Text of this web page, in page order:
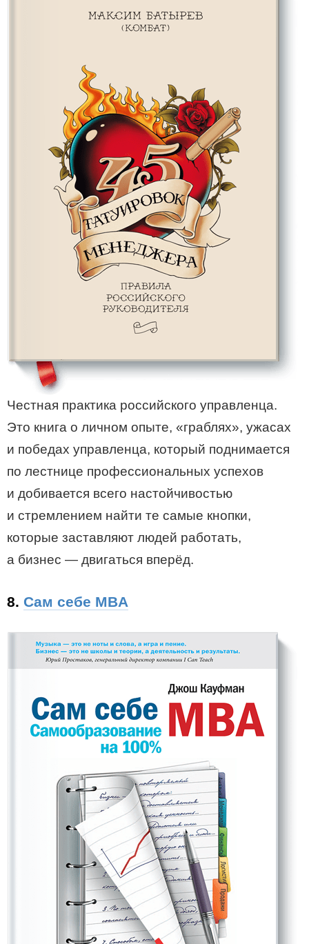
Честная практика российского управленца.
Это книга о личном опыте, «граблях», ужасах
и победах управленца, который поднимается
по лестнице профессиональных успехов
и добивается всего настойчивостью
и стремлением найти те самые кнопки,
которые заставляют людей работать,
а бизнес — двигаться вперёд.
8. Сам себе MBA